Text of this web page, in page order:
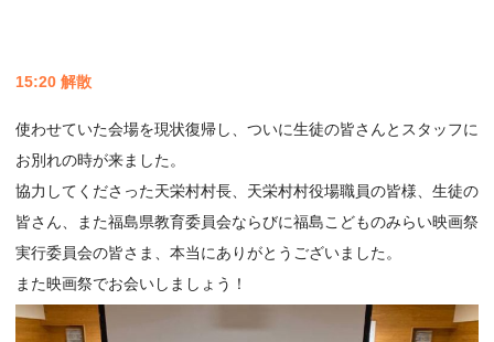
15:20 解散
使わせていた会場を現状復帰し、ついに生徒の皆さんとスタッフに
お別れの時が来ました。
協力してくださった天栄村村長、天栄村村役場職員の皆様、生徒の
皆さん、また福島県教育委員会ならびに福島こどものみらい映画祭
実行委員会の皆さま、本当にありがとうございました。
また映画祭でお会いしましょう！